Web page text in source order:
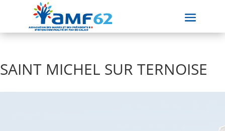
SAINT MICHEL SUR TERNOISE